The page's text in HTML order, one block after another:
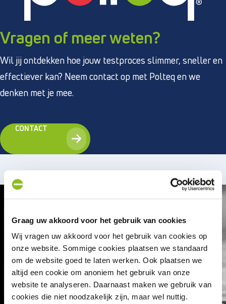
Graag uw akkoord voor het gebruik van cookies
Wij vragen uw akkoord voor het gebruik van cookies op
onze website. Sommige cookies plaatsen we standaard
om de website goed te laten werken. Ook plaatsen we
altijd een cookie om anoniem het gebruik van onze
website te analyseren. Daarnaast maken we gebruik van
cookies die niet noodzakelijk zijn, maar wel nuttig.
Vragen of meer weten?
Wil jij ontdekken hoe jouw testproces slimmer, sneller en
effectiever kan? Neem contact op met Polteq en we
denken met je mee.
CONTACT